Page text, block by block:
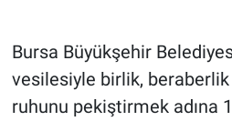
Bursa Büyükşehir
vesilesiyle birlik, beraberlik
ruhunu pekiştirmek adına